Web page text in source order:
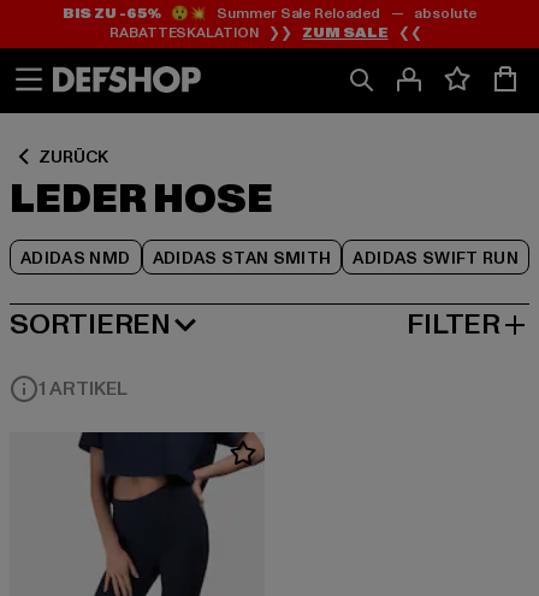
Zum
Inhalt
springen
Zum
Fußzeile
springen
BIS ZU -65%😲💥 Summer Sale Reloaded — absolute
RABATTESKALATION ❯❯ ZUM SALE ❮❮
ZURÜCK
LEDER HOSE
ADIDAS NMD ADIDAS STAN SMITH ADIDAS SWIFT RUN
Zum
Produktraster
springen
SORTIEREN
BELIEBTESTE FILTER
1 ARTIKEL